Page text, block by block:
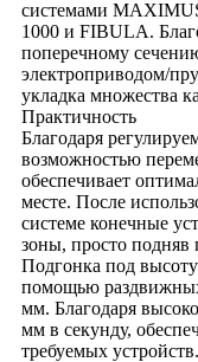
системами
1000 и FIBULA.
поперечному
электроприводом/
укладка множества
Практичность
Благодаря
возможностью
обеспечивает
месте. После
системе конечные
зоны, просто подняв
Подгонка под
помощью
мм. Благодаря
мм в секунду,
требуемых устройств.